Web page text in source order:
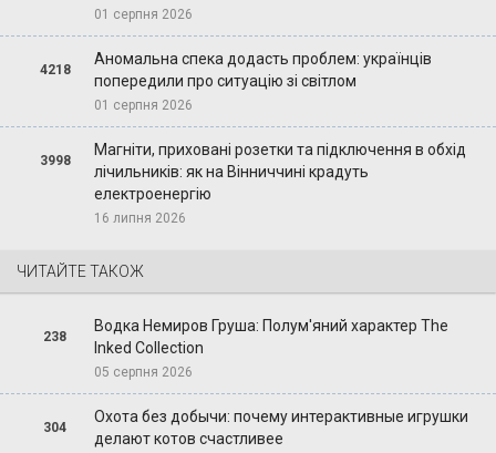
01 серпня 2026
4218
Аномальна спека додасть проблем: українців
попередили про ситуацію зі світлом
01 серпня 2026
3998
Магніти, приховані розетки та підключення в обхід
лічильників: як на Вінниччині крадуть
електроенергію
16 липня 2026
ЧИТАЙТЕ ТАКОЖ
238
Водка Немиров Груша: Полум'яний характер The
Inked Collection
05 серпня 2026
304
Охота без добычи: почему интерактивные игрушки
делают котов счастливее